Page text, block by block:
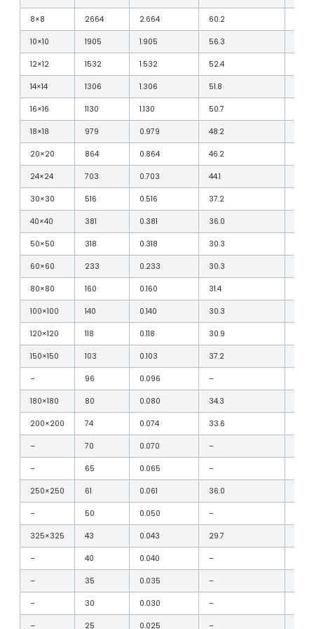
8×8
2664 2.664 60.2
10×10
1905 1.905 56.3
12×12
1532 1.532 52.4
14×14
1306 1.306 51.8
16×16
1130 1.130 50.7
18×18
979 0.979 48.2
20×20
864 0.864 46.2
24×24
703 0.703 44.1
30×30
516 0.516 37.2
40×40
381 0.381 36.0
50×50
318 0.318 30.3
60×60
233 0.233 30.3
80×80
160 0.160 31.4
100×100
140 0.140 30.3
120×120
118 0.118 30.9
150×150
103 0.103 37.2
–
96 0.096 –
180×180
80 0.080 34.3
200×200
74 0.074 33.6
–
70 0.070 –
–
65 0.065 –
250×250
61 0.061 36.0
–
50 0.050 –
325×325
43 0.043 29.7
–
40 0.040 –
–
35 0.035 –
–
30 0.030 –
–
25 0.025 –